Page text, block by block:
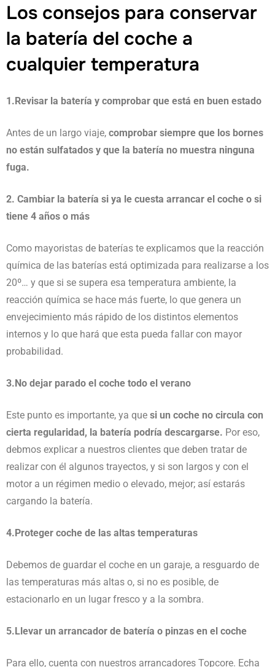
Los consejos para conservar
la batería del coche a
cualquier temperatura
1.Revisar la batería y comprobar que está en buen estado
Antes de un largo viaje, comprobar siempre que los bornes
no están sulfatados y que la batería no muestra ninguna
fuga.
2. Cambiar la batería si ya le cuesta arrancar el coche o si
tiene 4 años o más
Como mayoristas de baterías te explicamos que la reacción
química de las baterías está optimizada para realizarse a los
20º… y que si se supera esa temperatura ambiente, la
reacción química se hace más fuerte, lo que genera un
envejecimiento más rápido de los distintos elementos
internos y lo que hará que esta pueda fallar con mayor
probabilidad.
3.No dejar parado el coche todo el verano
Este punto es importante, ya que si un coche no circula con
cierta regularidad, la batería podría descargarse. Por eso,
debmos explicar a nuestros clientes que deben tratar de
realizar con él algunos trayectos, y si son largos y con el
motor a un régimen medio o elevado, mejor; así estarás
cargando la batería.
4.Proteger coche de las altas temperaturas
Debemos de guardar el coche en un garaje, a resguardo de
las temperaturas más altas o, si no es posible, de
estacionarlo en un lugar fresco y a la sombra.
5.Llevar un arrancador de batería o pinzas en el coche
Para ello, cuenta con nuestros arrancadores Topcore. Echa